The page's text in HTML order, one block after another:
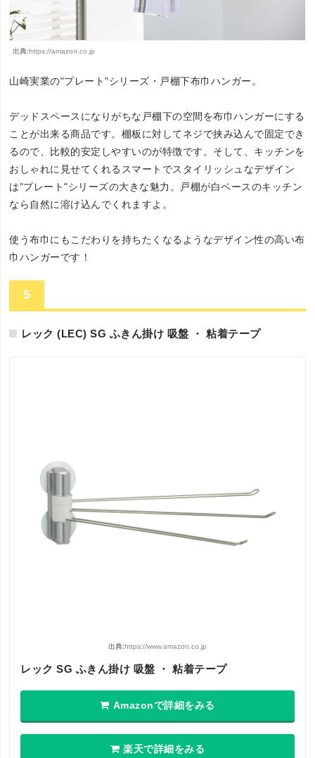
出典:https://amazon.co.jp
山崎実業の"プレート"シリーズ・戸棚下布巾ハンガー。
デッドスペースになりがちな戸棚下の空間を布巾ハンガーにする
ことが出来る商品です。棚板に対してネジで挟み込んで固定でき
るので、比較的安定しやすいのが特徴です。そして、キッチンを
おしゃれに見せてくれるスマートでスタイリッシュなデザイン
は"プレート"シリーズの大きな魅力。戸棚が白ベースのキッチン
なら自然に溶け込んでくれますよ。
使う布巾にもこだわりを持ちたくなるようなデザイン性の高い布
巾ハンガーです！
5
レック (LEC) SG ふきん掛け 吸盤 ・ 粘着テープ
出典:https://www.amazon.co.jp
レック SG ふきん掛け 吸盤 ・ 粘着テープ
Amazonで詳細をみる
楽天で詳細をみる